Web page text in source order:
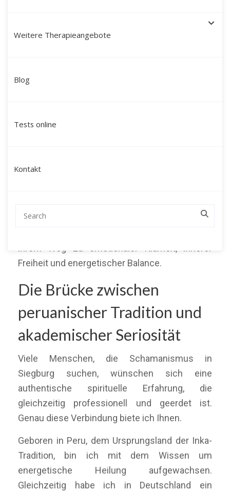
Weitere Therapieangebote
Blog
Tests online
Kontakt
Siegburg: Ihr Weg zu
Veränderung, die über klassische
Siegburg und Umgebung sowie
Freiheit und energetischer Balance.
Die Brücke zwischen
peruanischer Tradition und
akademischer Seriosität
Viele Menschen, die Schamanismus in
Siegburg suchen, wünschen sich eine
authentische spirituelle Erfahrung, die
gleichzeitig professionell und geerdet ist.
Genau diese Verbindung biete ich Ihnen.
Geboren in Peru, dem Ursprungsland der Inka-
Tradition, bin ich mit dem Wissen um
energetische Heilung aufgewachsen.
Gleichzeitig habe ich in Deutschland ein